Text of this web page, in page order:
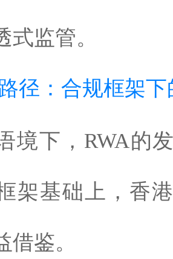
式监管。
径：合规框架下
境下， RWA的
架基础上，香
借鉴。